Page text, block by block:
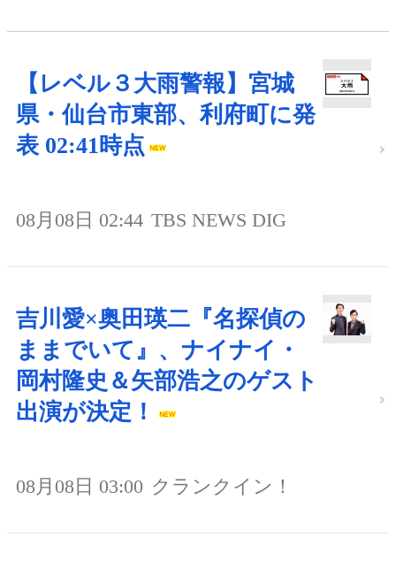
【レベル３大雨警報】宮城
県・仙台市東部、利府町に発
表 02:41時点
08月08日 02:44 TBS NEWS DIG
吉川愛×奥田瑛二『名探偵の
ままでいて』、ナイナイ・
岡村隆史＆矢部浩之のゲスト
出演が決定！
08月08日 03:00 クランクイン！